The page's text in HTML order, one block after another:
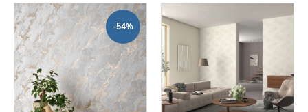
-54%